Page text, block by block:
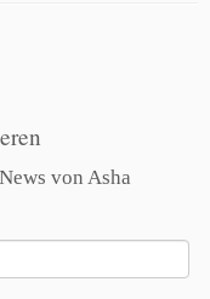
von Asha